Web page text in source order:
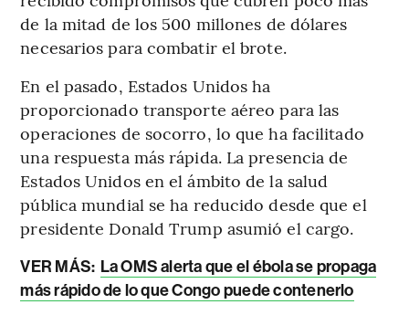
de la mitad de los 500 millones de dólares
necesarios para combatir el brote.
En el pasado, Estados Unidos ha
proporcionado transporte aéreo para las
operaciones de socorro, lo que ha facilitado
una respuesta más rápida. La presencia de
Estados Unidos en el ámbito de la salud
pública mundial se ha reducido desde que el
presidente Donald Trump asumió el cargo.
VER MÁS: La OMS alerta que el ébola se propaga
más rápido de lo que Congo puede contenerlo